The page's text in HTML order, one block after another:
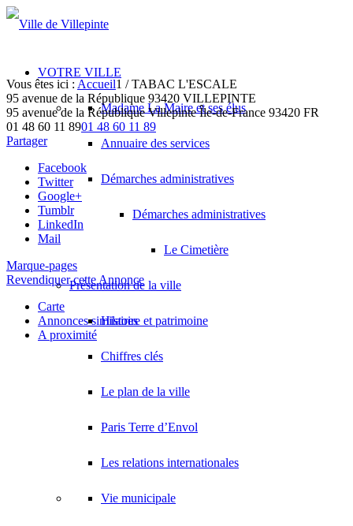
VOTRE VILLE
Madame La Maire et ses élus
Annuaire des services
Démarches administratives
Démarches administratives
Le Cimetière
Présentation de la ville
Histoire et patrimoine
Chiffres clés
Le plan de la ville
Paris Terre d’Envol
Les relations internationales
Vie municipale
Vous êtes ici : Accueil1 / TABAC L'ESCALE
95 avenue de la République 93420 VILLEPINTE
95 avenue de la République Villepinte Île-de-France 93420 FR
01 48 60 11 8901 48 60 11 89
Partager
Facebook
Twitter
Google+
Tumblr
LinkedIn
Mail
Marque-pages
Revendiquer cette Annonce
Carte
Annonces similaires
A proximité